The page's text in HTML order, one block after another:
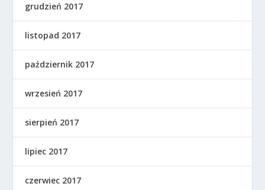
grudzień 2017
listopad 2017
październik 2017
wrzesień 2017
sierpień 2017
lipiec 2017
czerwiec 2017